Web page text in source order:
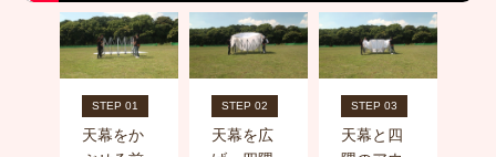
STEP 01
天幕をか
STEP 02
天幕を広
STEP 03
天幕と四